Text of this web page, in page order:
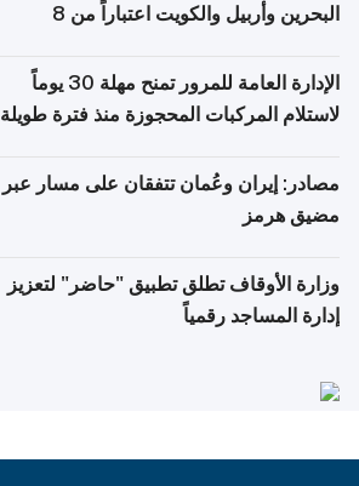
البحرين وأربيل والكويت اعتباراً من 8
الإدارة العامة للمرور تمنح مهلة 30 يوماً
لاستلام المركبات المحجوزة منذ فترة طويلة
مصادر: إيران وعُمان تتفقان على مسار عبر
مضيق هرمز
وزارة الأوقاف تطلق تطبيق "حاضر" لتعزيز
إدارة المساجد رقمياً